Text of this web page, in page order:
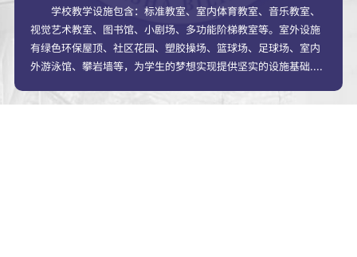
学校教学设施包含：标准教室、室内体育教室、音乐教室、
视觉艺术教室、图书馆、小剧场、多功能阶梯教室等。室外设施
有绿色环保屋顶、社区花园、塑胶操场、篮球场、足球场、室内
外游泳馆、攀岩墙等，为学生的梦想实现提供坚实的设施基础....